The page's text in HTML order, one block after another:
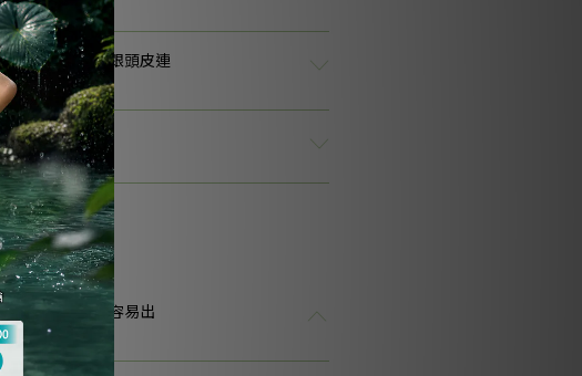
上，以及頭髮跟頭皮連
？
現頭皮較以往容易出